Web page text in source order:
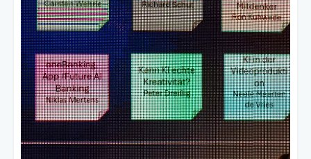
Jede Region hat eigene
Herausforderungen.Deshalb braucht jede
Region ein eigenes Basecamp – nicht als
Kopie, sondern als Ort für lokale KI-
Themen.